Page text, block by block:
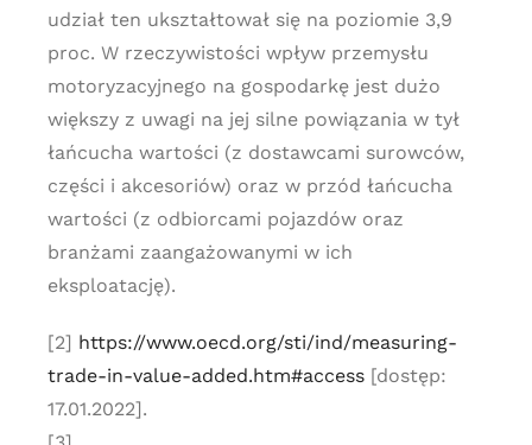
udział ten ukształtował się na poziomie 3,9
proc. W rzeczywistości wpływ przemysłu
motoryzacyjnego na gospodarkę jest dużo
większy z uwagi na jej silne powiązania w tył
łańcucha wartości (z dostawcami surowców,
części i akcesoriów) oraz w przód łańcucha
wartości (z odbiorcami pojazdów oraz
branżami zaangażowanymi w ich
eksploatację).
[2] https://www.oecd.org/sti/ind/measuring-
trade-in-value-added.htm#access[dostęp:
17.01.2022].